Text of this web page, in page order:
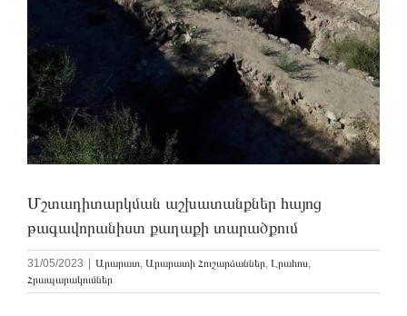
Մշտադիտարկման աշխատանքներ հայոց
թագավորանիստ քաղաքի տարածքում
31/05/2023 | Արարատ Արարատի Հուշարձաններ Լրահոս
Հրապարակումներ